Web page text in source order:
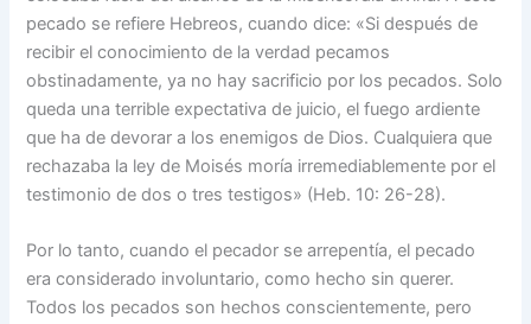
pecado se refiere Hebreos, cuando dice: «Si después de
recibir el conocimiento de la verdad pecamos
obstinadamente, ya no hay sacrificio por los pecados. Solo
queda una terrible expectativa de juicio, el fuego ardiente
que ha de devorar a los enemigos de Dios. Cualquiera que
rechazaba la ley de Moisés moría irremediablemente por el
testimonio de dos o tres testigos» (Heb. 10: 26-28).
Por lo tanto, cuando el pecador se arrepentía, el pecado
era considerado involuntario, como hecho sin querer.
Todos los pecados son hechos conscientemente, pero